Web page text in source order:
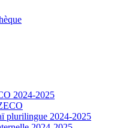
2024-2025
plurilingue 2024-2025